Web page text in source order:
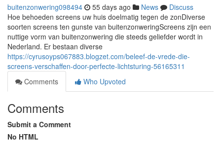
buitenzonwering098494 55 days ago News
Discuss
Hoe behoeden screens uw huis doelmatig tegen de zonDiverse
soorten screens ten gunste van buitenzonweringScreens zijn een
nuttige vorm van buitenzonwering die steeds geliefder wordt in
Nederland. Er bestaan diverse
https://cyrusoyps067883.blogzet.com/beleef-de-vrede-die-
screens-verschaffen-door-perfecte-lichtsturing-56165311
Comments
Who Upvoted
Comments
Submit a Comment
No HTML